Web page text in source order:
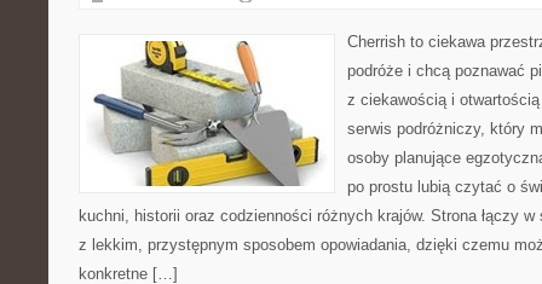
Cherrish to ciekawa
podróże i chcą poznawać
z ciekawością i
serwis podróżniczy, który
osoby planujące
po prostu lubią czytać o
kuchni, historii oraz codzienności różnych krajów. Strona łączy
z lekkim, przystępnym sposobem opowiadania, dzięki czemu
konkretne […]